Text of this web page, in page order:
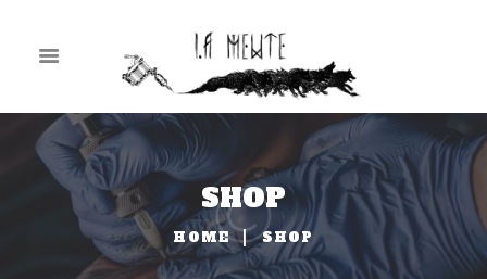
SHOP
HOME SHOP